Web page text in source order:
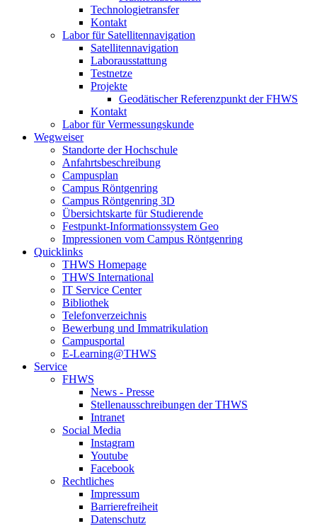
Technologietransfer
Kontakt
Labor für Satellitennavigation
Satellitennavigation
Laborausstattung
Testnetze
Projekte
Geodätischer Referenzpunkt der FHWS
Kontakt
Labor für Vermessungskunde
Wegweiser
Standorte der Hochschule
Anfahrtsbeschreibung
Campusplan
Campus Röntgenring
Campus Röntgenring 3D
Übersichtskarte für Studierende
Festpunkt-Informationssystem Geo
Impressionen vom Campus Röntgenring
Quicklinks
THWS Homepage
THWS International
IT Service Center
Bibliothek
Telefonverzeichnis
Bewerbung und Immatrikulation
Campusportal
E-Learning@THWS
Service
FHWS
News - Presse
Stellenausschreibungen der THWS
Intranet
Social Media
Instagram
Youtube
Facebook
Rechtliches
Impressum
Barrierefreiheit
Datenschutz